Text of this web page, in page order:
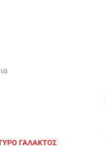
ΓΑΛΑΚΤΟΣ